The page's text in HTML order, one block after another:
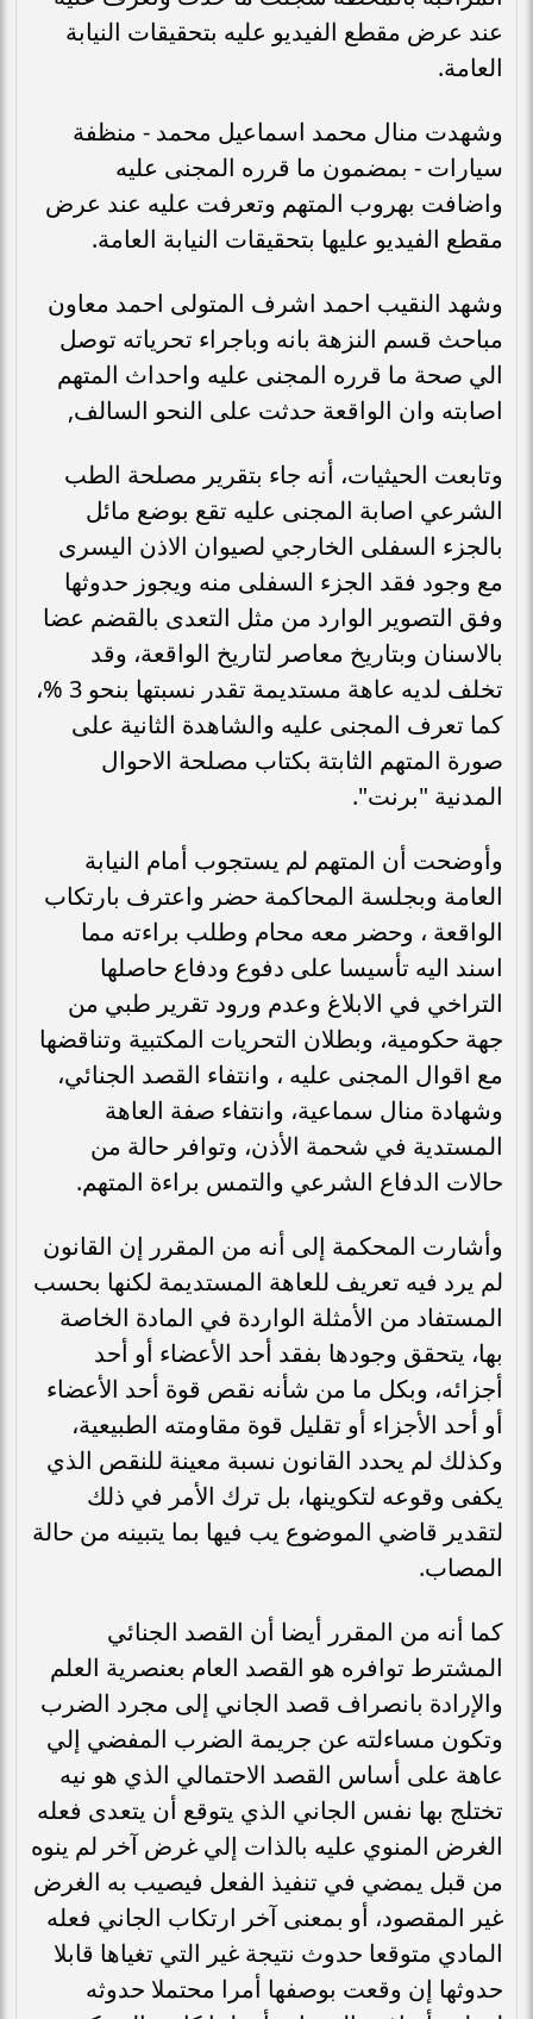
عند عرض مقطع الفيديو عليه بتحقيقات النيابة
العامة.
وشهدت منال محمد اسماعيل محمد - منظفة
سيارات - بمضمون ما قرره المجنى عليه
واضافت بهروب المتهم وتعرفت عليه عند عرض
مقطع الفيديو عليها بتحقيقات النيابة العامة.
وشهد النقيب احمد اشرف المتولى احمد معاون
مباحث قسم النزهة بانه وباجراء تحرياته توصل
الي صحة ما قرره المجنى عليه واحداث المتهم
اصابته وان الواقعة حدثت على النحو السالف,
وتابعت الحيثيات، أنه جاء بتقرير مصلحة الطب
الشرعي اصابة المجنى عليه تقع بوضع مائل
بالجزء السفلى الخارجي لصيوان الاذن اليسرى
مع وجود فقد الجزء السفلى منه ويجوز حدوثها
وفق التصوير الوارد من مثل التعدى بالقضم عضا
بالاسنان وبتاريخ معاصر لتاريخ الواقعة، وقد
تخلف لديه عاهة مستديمة تقدر نسبتها بنحو 3 %،
كما تعرف المجنى عليه والشاهدة الثانية على
صورة المتهم الثابتة بكتاب مصلحة الاحوال
المدنية "برنت".
وأوضحت أن المتهم لم يستجوب أمام النيابة
العامة وبجلسة المحاكمة حضر واعترف بارتكاب
الواقعة ، وحضر معه محام وطلب براءته مما
اسند اليه تأسيسا على دفوع ودفاع حاصلها
التراخي في الابلاغ وعدم ورود تقرير طبي من
جهة حكومية، وبطلان التحريات المكتبية وتناقضها
مع اقوال المجنى عليه ، وانتفاء القصد الجنائي،
وشهادة منال سماعية، وانتفاء صفة العاهة
المستدية في شحمة الأذن، وتوافر حالة من
حالات الدفاع الشرعي والتمس براءة المتهم.
وأشارت المحكمة إلى أنه من المقرر إن القانون
لم يرد فيه تعريف للعاهة المستديمة لكنها بحسب
المستفاد من الأمثلة الواردة في المادة الخاصة
بها، يتحقق وجودها بفقد أحد الأعضاء أو أحد
أجزائه، وبكل ما من شأنه نقص قوة أحد الأعضاء
أو أحد الأجزاء أو تقليل قوة مقاومته الطبيعية،
وكذلك لم يحدد القانون نسبة معينة للنقص الذي
يكفى وقوعه لتكوينها، بل ترك الأمر في ذلك
لتقدير قاضي الموضوع يب فيها بما يتبينه من حالة
المصاب.
كما أنه من المقرر أيضا أن القصد الجنائي
المشترط توافره هو القصد العام بعنصرية العلم
والإرادة بانصراف قصد الجاني إلى مجرد الضرب
وتكون مساءلته عن جريمة الضرب المفضي إلي
عاهة على أساس القصد الاحتمالي الذي هو نيه
تختلج بها نفس الجاني الذي يتوقع أن يتعدى فعله
الغرض المنوي عليه بالذات إلي غرض آخر لم ينوه
من قبل يمضي في تنفيذ الفعل فيصيب به الغرض
غير المقصود، أو بمعنى آخر ارتكاب الجاني فعله
المادي متوقعا حدوث نتيجة غير التي تغياها قابلا
حدوثها إن وقعت بوصفها أمرا محتملا حدوثه